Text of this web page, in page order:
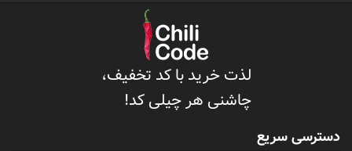
لذت خرید با کد تخفیف،
چاشنی هر چیلی کد!
دسترسی سریع